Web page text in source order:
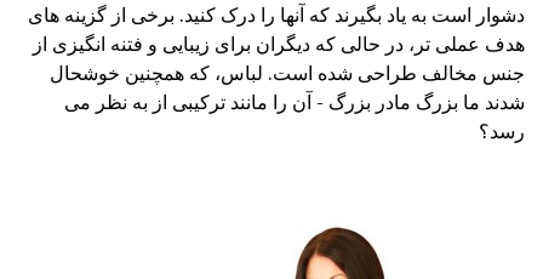
دشوار است به یاد بگیرند که آنها را درک کنید. برخی از گزینه های
هدف عملی تر، در حالی که دیگران برای زیبایی و فتنه انگیزی از
جنس مخالف طراحی شده است. لباس، که همچنین خوشحال
شدند ما بزرگ مادر بزرگ - آن را مانند ترکیبی از به نظر می
رسد؟